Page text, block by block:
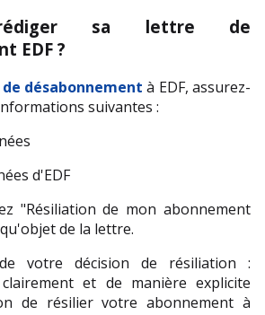
rédiger sa lettre de
EDF ?
désabonnement à EDF, assurez-
suivantes :
d'EDF
"Résiliation de mon abonnement
de la lettre.
votre décision de résiliation :
et de manière explicite
de résilier votre abonnement à